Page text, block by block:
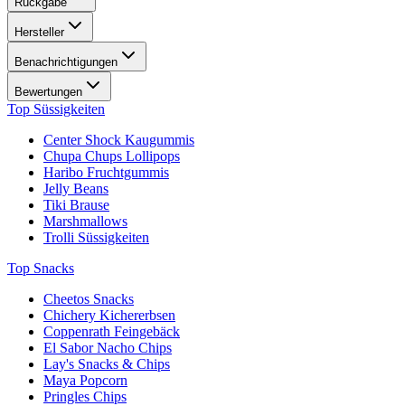
Hersteller
Benachrichtigungen
Bewertungen
Top Süssigkeiten
Center Shock Kaugummis
Chupa Chups Lollipops
Haribo Fruchtgummis
Jelly Beans
Tiki Brause
Marshmallows
Trolli Süssigkeiten
Top Snacks
Cheetos Snacks
Chichery Kichererbsen
Coppenrath Feingebäck
El Sabor Nacho Chips
Lay's Snacks & Chips
Maya Popcorn
Pringles Chips